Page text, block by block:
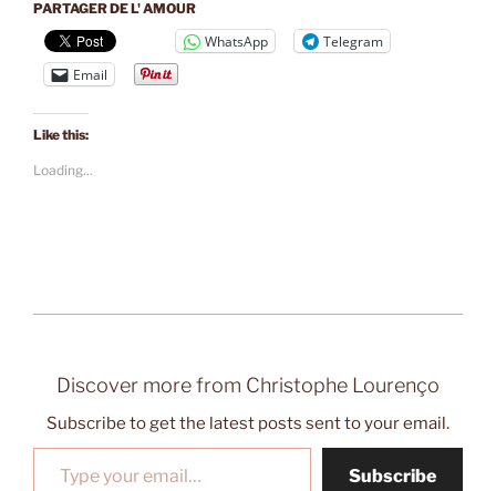
PARTAGER DE L' AMOUR
WhatsApp
Telegram
Email
Like this:
Loading...
Discover more from Christophe Lourenço
Subscribe to get the latest posts sent to your email.
Type your email…
Subscribe